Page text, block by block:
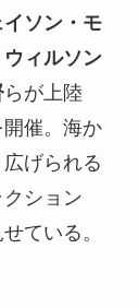
イソン・モ
ィルソン
らが上陸
催。海か
げられる
ション
ている。